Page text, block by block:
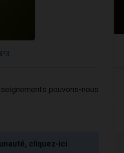
pouvons-nous
cliquez-ici